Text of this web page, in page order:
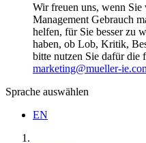
Wir freuen uns, wenn Sie
Management Gebrauch
helfen, für Sie besser zu
haben, ob Lob, Kritik,
bitte nutzen Sie dafür die
marketing@mueller-
Sprache auswählen
EN